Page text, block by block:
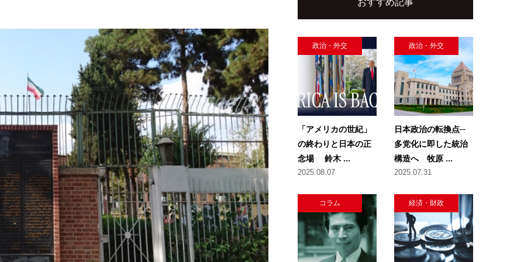
政治・外交
「アメリカの世紀」
の終わりと日本の正
念場 鈴木 ...
2025.08.07
政治・外交
日本政治の転換点─
多党化に即した統治
構造へ 牧原 ...
2025.07.31
コラム 経済・財政